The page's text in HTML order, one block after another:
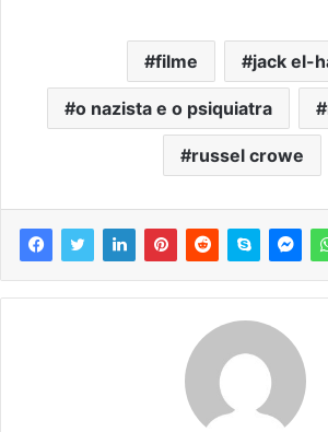
filme jack el-
o nazista e o psiquiatra
russel crowe